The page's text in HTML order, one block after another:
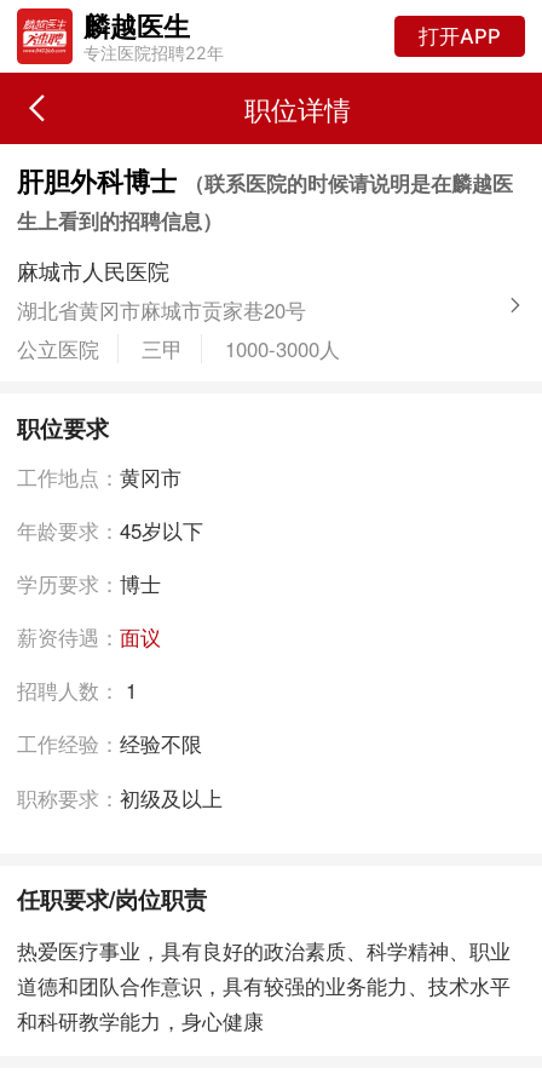
麟越医生
专注医院招聘22年
打开APP
职位详情
肝胆外科博士
（联系医院的时候请说明是在麟越医
生上看到的招聘信息）
麻城市人民医院
湖北省黄冈市麻城市贡家巷20号
公立医院
三甲 1000-3000人
职位要求
工作地点：黄冈市
年龄要求：45岁以下
学历要求：博士
薪资待遇：面议
招聘人数： 1
工作经验：经验不限
职称要求：初级及以上
任职要求/岗位职责
热爱医疗事业，具有良好的政治素质、科学精神、职业
道德和团队合作意识，具有较强的业务能力、技术水平
和科研教学能力，身心健康